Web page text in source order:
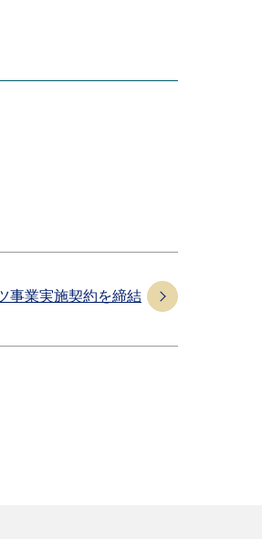
事業実施契約を締結